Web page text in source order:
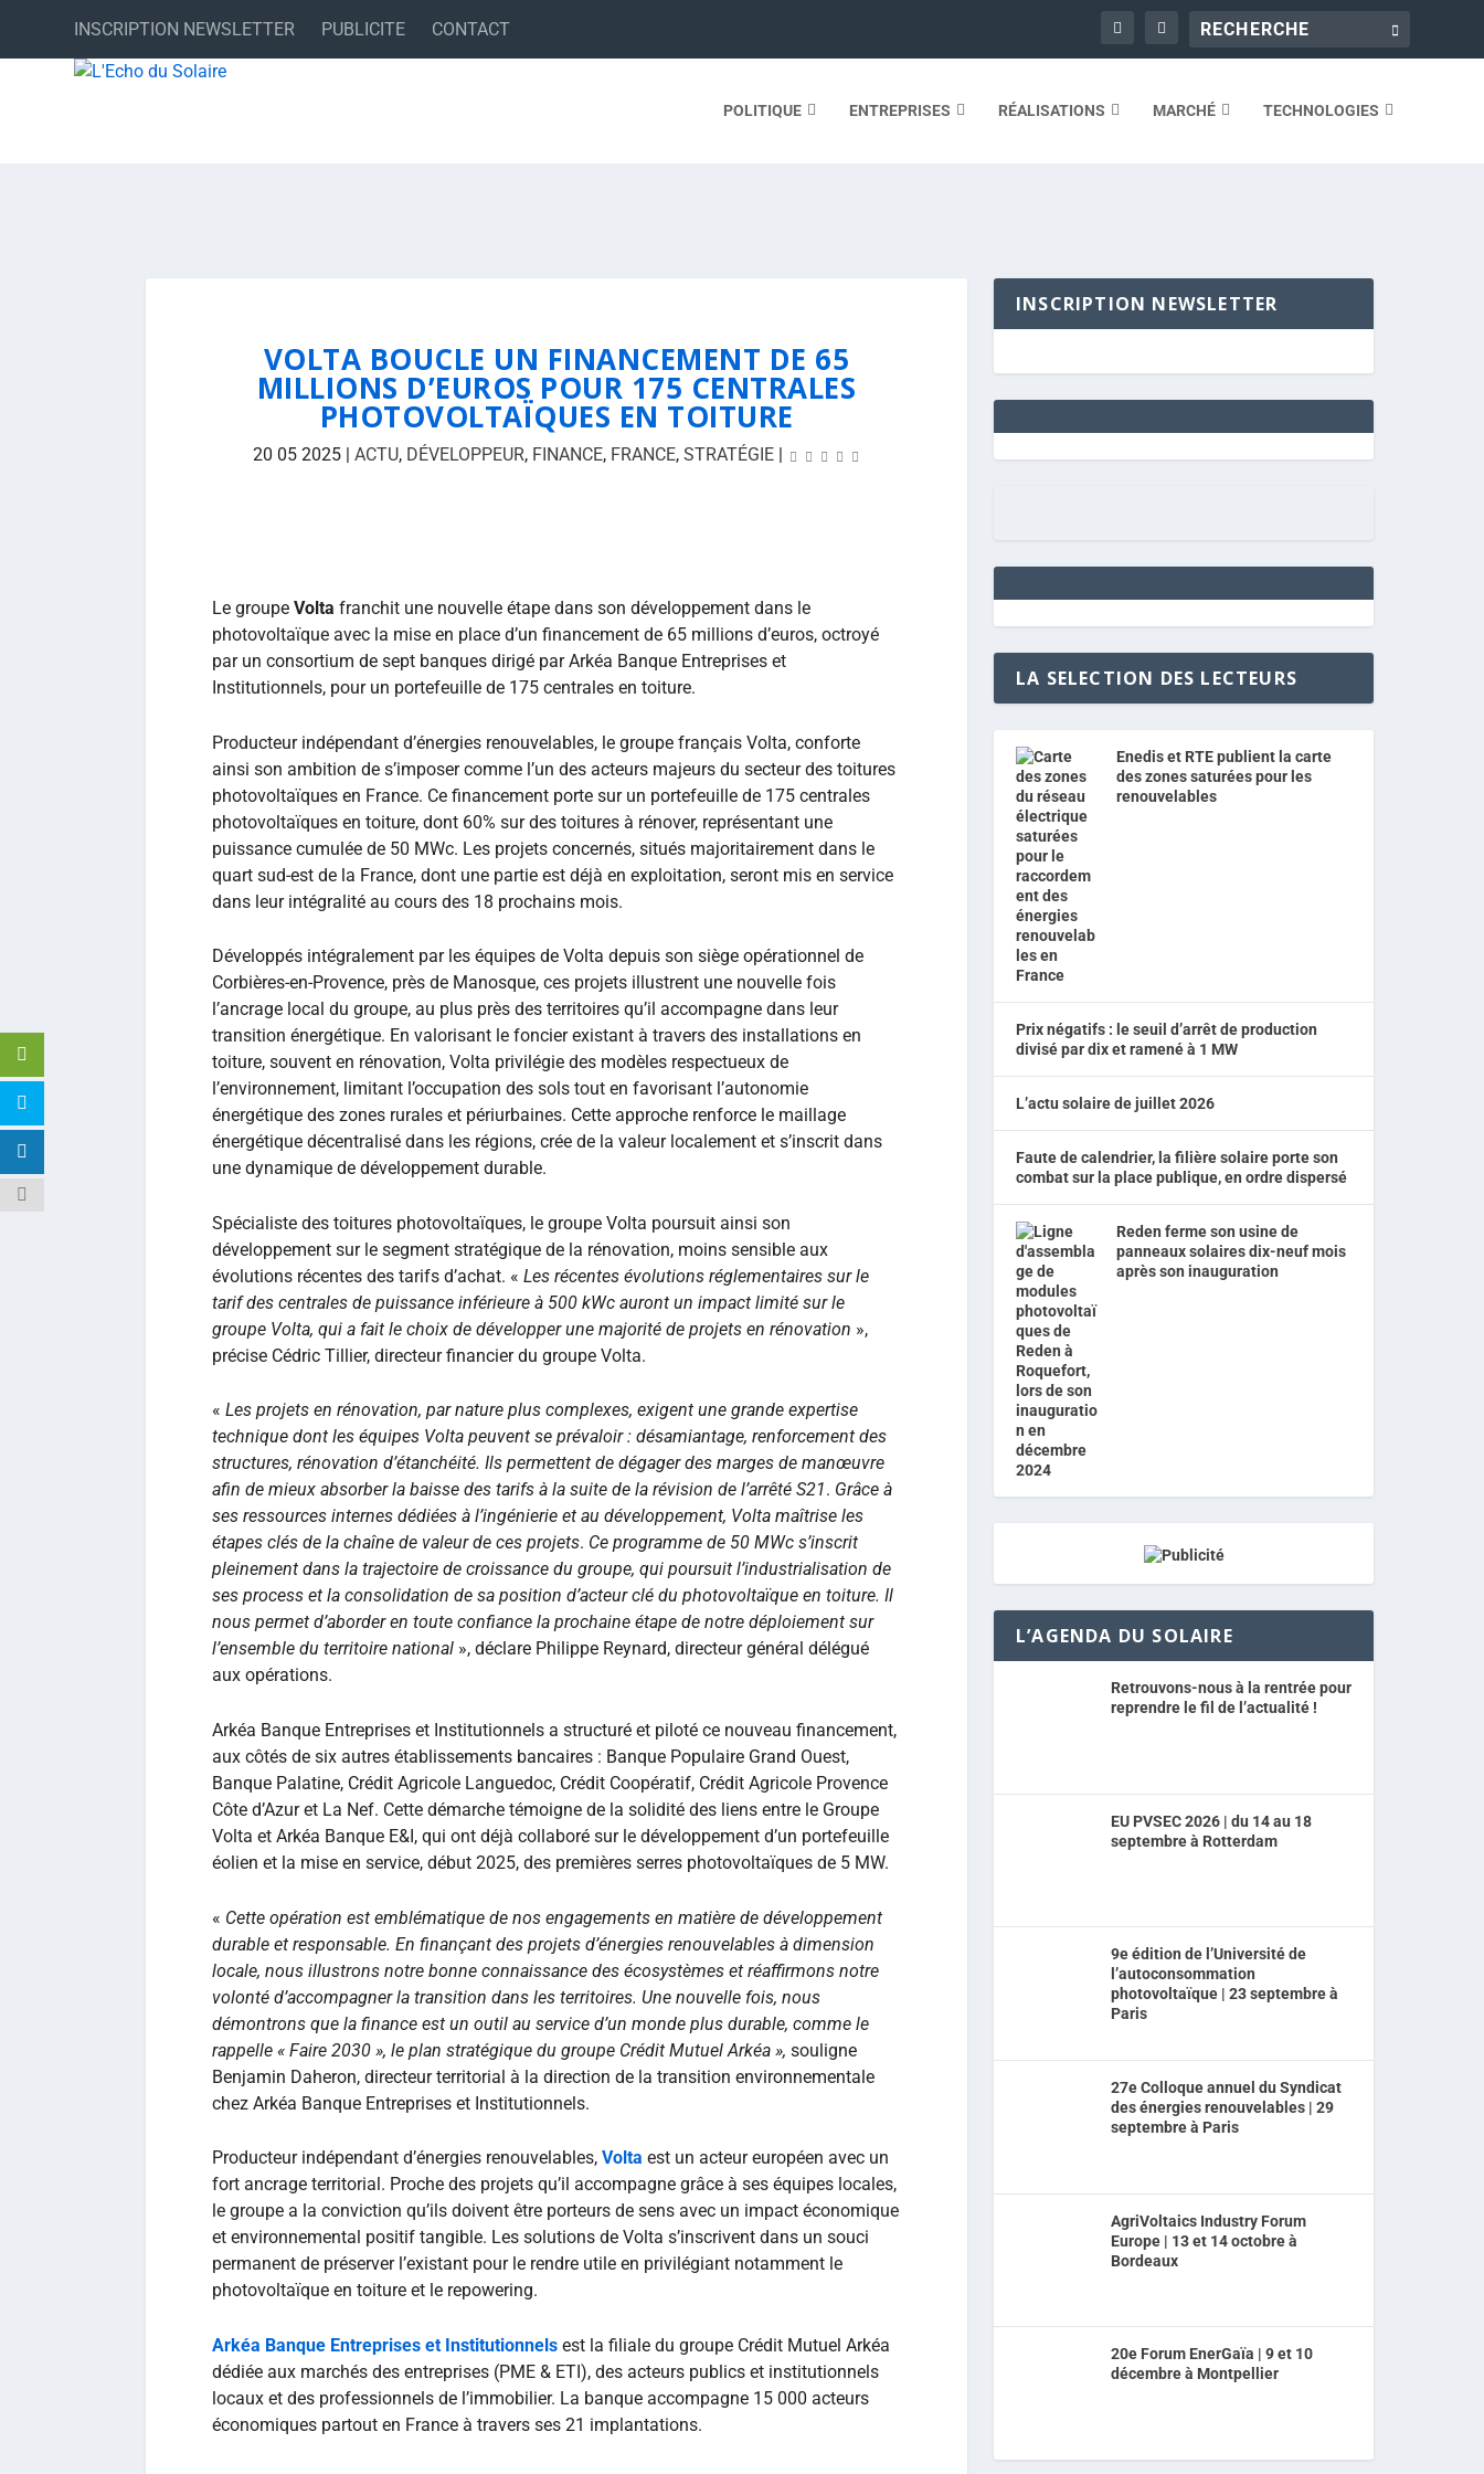
INSCRIPTION NEWSLETTER PUBLICITE CONTACT
POLITIQUE ENTREPRISES RÉALISATIONS MARCHÉ TECHNOLOGIES
VOLTA BOUCLE UN FINANCEMENT DE 65
MILLIONS D’EUROS POUR 175 CENTRALES
PHOTOVOLTAÏQUES EN TOITURE
20 05 2025 | ACTU, DÉVELOPPEUR, FINANCE, FRANCE, STRATÉGIE |
Le groupe Volta franchit une nouvelle étape dans son développement dans le
photovoltaïque avec la mise en place d’un financement de 65 millions d’euros, octroyé
par un consortium de sept banques dirigé par Arkéa Banque Entreprises et
Institutionnels, pour un portefeuille de 175 centrales en toiture.
Producteur indépendant d’énergies renouvelables, le groupe français Volta, conforte
ainsi son ambition de s’imposer comme l’un des acteurs majeurs du secteur des toitures
photovoltaïques en France. Ce financement porte sur un portefeuille de 175 centrales
photovoltaïques en toiture, dont 60% sur des toitures à rénover, représentant une
puissance cumulée de 50 MWc. Les projets concernés, situés majoritairement dans le
quart sud-est de la France, dont une partie est déjà en exploitation, seront mis en service
dans leur intégralité au cours des 18 prochains mois.
Développés intégralement par les équipes de Volta depuis son siège opérationnel de
Corbières-en-Provence, près de Manosque, ces projets illustrent une nouvelle fois
l’ancrage local du groupe, au plus près des territoires qu’il accompagne dans leur
transition énergétique. En valorisant le foncier existant à travers des installations en
toiture, souvent en rénovation, Volta privilégie des modèles respectueux de
l’environnement, limitant l’occupation des sols tout en favorisant l’autonomie
énergétique des zones rurales et périurbaines. Cette approche renforce le maillage
énergétique décentralisé dans les régions, crée de la valeur localement et s’inscrit dans
une dynamique de développement durable.
Spécialiste des toitures photovoltaïques, le groupe Volta poursuit ainsi son
développement sur le segment stratégique de la rénovation, moins sensible aux
évolutions récentes des tarifs d’achat. « Les récentes évolutions réglementaires sur le
tarif des centrales de puissance inférieure à 500 kWc auront un impact limité sur le
groupe Volta, qui a fait le choix de développer une majorité de projets en rénovation »,
précise Cédric Tillier, directeur financier du groupe Volta.
« Les projets en rénovation, par nature plus complexes, exigent une grande expertise
technique dont les équipes Volta peuvent se prévaloir : désamiantage, renforcement des
structures, rénovation d’étanchéité. Ils permettent de dégager des marges de manœuvre
afin de mieux absorber la baisse des tarifs à la suite de la révision de l’arrêté S21. Grâce à
ses ressources internes dédiées à l’ingénierie et au développement, Volta maîtrise les
étapes clés de la chaîne de valeur de ces projets. Ce programme de 50 MWc s’inscrit
pleinement dans la trajectoire de croissance du groupe, qui poursuit l’industrialisation de
ses process et la consolidation de sa position d’acteur clé du photovoltaïque en toiture. Il
nous permet d’aborder en toute confiance la prochaine étape de notre déploiement sur
l’ensemble du territoire national », déclare Philippe Reynard, directeur général délégué
aux opérations.
Arkéa Banque Entreprises et Institutionnels a structuré et piloté ce nouveau financement,
aux côtés de six autres établissements bancaires : Banque Populaire Grand Ouest,
Banque Palatine, Crédit Agricole Languedoc, Crédit Coopératif, Crédit Agricole Provence
Côte d’Azur et La Nef. Cette démarche témoigne de la solidité des liens entre le Groupe
Volta et Arkéa Banque E&I, qui ont déjà collaboré sur le développement d’un portefeuille
éolien et la mise en service, début 2025, des premières serres photovoltaïques de 5 MW.
« Cette opération est emblématique de nos engagements en matière de développement
durable et responsable. En finançant des projets d’énergies renouvelables à dimension
locale, nous illustrons notre bonne connaissance des écosystèmes et réaffirmons notre
volonté d’accompagner la transition dans les territoires. Une nouvelle fois, nous
démontrons que la finance est un outil au service d’un monde plus durable, comme le
rappelle « Faire 2030 », le plan stratégique du groupe Crédit Mutuel Arkéa », souligne
Benjamin Daheron, directeur territorial à la direction de la transition environnementale
chez Arkéa Banque Entreprises et Institutionnels.
Producteur indépendant d’énergies renouvelables, Volta est un acteur européen avec un
fort ancrage territorial. Proche des projets qu’il accompagne grâce à ses équipes locales,
le groupe a la conviction qu’ils doivent être porteurs de sens avec un impact économique
et environnemental positif tangible. Les solutions de Volta s’inscrivent dans un souci
permanent de préserver l’existant pour le rendre utile en privilégiant notamment le
photovoltaïque en toiture et le repowering.
Arkéa Banque Entreprises et Institutionnels est la filiale du groupe Crédit Mutuel Arkéa
dédiée aux marchés des entreprises (PME & ETI), des acteurs publics et institutionnels
locaux et des professionnels de l’immobilier. La banque accompagne 15 000 acteurs
économiques partout en France à travers ses 21 implantations.
INSCRIPTION NEWSLETTER
LA SELECTION DES LECTEURS
Enedis et RTE publient la carte
des zones saturées pour les
renouvelables
Prix négatifs : le seuil d’arrêt de production
divisé par dix et ramené à 1 MW
L’actu solaire de juillet 2026
Faute de calendrier, la filière solaire porte son
combat sur la place publique, en ordre dispersé
Reden ferme son usine de
panneaux solaires dix-neuf mois
après son inauguration
L’AGENDA DU SOLAIRE
Retrouvons-nous à la rentrée pour
reprendre le fil de l’actualité !
EU PVSEC 2026 | du 14 au 18
septembre à Rotterdam
9e édition de l’Université de
l’autoconsommation
photovoltaïque | 23 septembre à
Paris
27e Colloque annuel du Syndicat
des énergies renouvelables | 29
septembre à Paris
AgriVoltaics Industry Forum
Europe | 13 et 14 octobre à
Bordeaux
20e Forum EnerGaïa | 9 et 10
décembre à Montpellier